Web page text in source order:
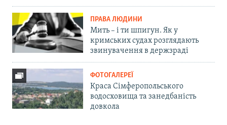
ПРАВА ЛЮДИНИ
Мить – і ти шпигун. Як у
кримських судах розглядають
звинувачення в держзраді
ФОТОГАЛЕРЕЇ
Краса Сімферопольського
водосховища та занедбаність
довкола